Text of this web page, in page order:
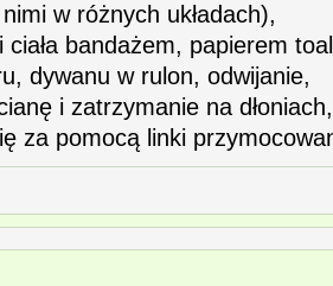
w różnych układach),
ciała bandażem, papierem
dywanu w rulon, odwijanie,
i zatrzymanie na
za pomocą linki